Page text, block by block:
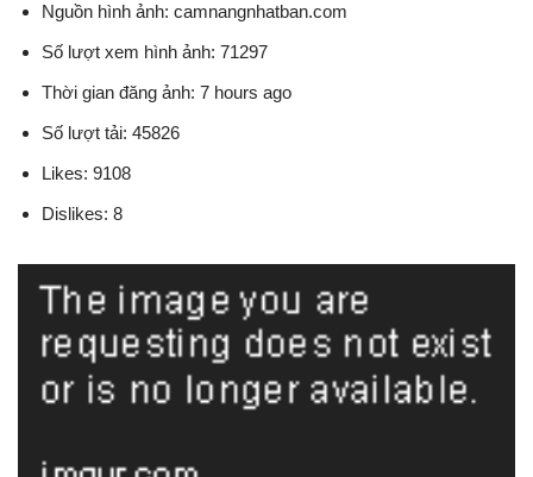
Nguồn hình ảnh: camnangnhatban.com
Số lượt xem hình ảnh: 71297
Thời gian đăng ảnh: 7 hours ago
Số lượt tải: 45826
Likes: 9108
Dislikes: 8